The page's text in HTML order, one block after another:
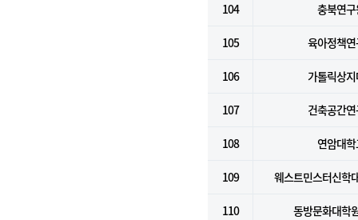
104 충북연
105 육아정책
106 가톨릭상
107 건축공간
108 연암대
109 웨스트민스터신학
110 동방문화대학